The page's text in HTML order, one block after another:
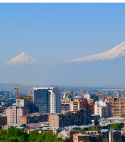
基础设施
Remote Embedded
将人力资源无缝融入工作流程
初创企业
为成长型企业量身打造的全球
中型市场
通过定制化人力资源解决方案扩
探索全球合同工的结算货币选
通过 REMOTE 学习
研究与指引
案例研究
中文（简体）
Nederlands
Français
Deutsch
Español
登录